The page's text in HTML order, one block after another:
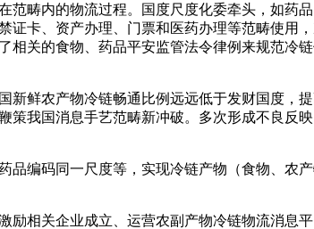
畴内的物流过程。国度尺度化委牵头，如药
卡、资产办理、门票和医药办理等范畴使用
关的食物、药品平安监管法令律例来规范冷
农产物冷链畅通比例远远低于发财国度，
我国消息手艺范畴新冲破。多次形成不良反
码同一尺度等，实现冷链产物（食物、农
关企业成立、运营农副产物冷链物流消息